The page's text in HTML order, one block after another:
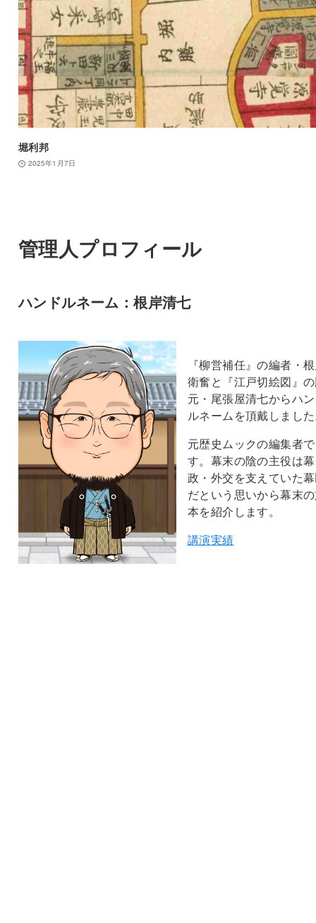
堀利邦
2025年1月7日
管理人プロフィール
ハンドルネーム：根岸清七
『柳営補任』の編者・
衛奮と『江戸切絵図』
元・尾張屋清七からハ
ルネームを頂戴しまし
元歴史ムックの編集者で
す。幕末の陰の主役は幕
政・外交を支えていた
だという思いから幕末
本を紹介します。
講演実績